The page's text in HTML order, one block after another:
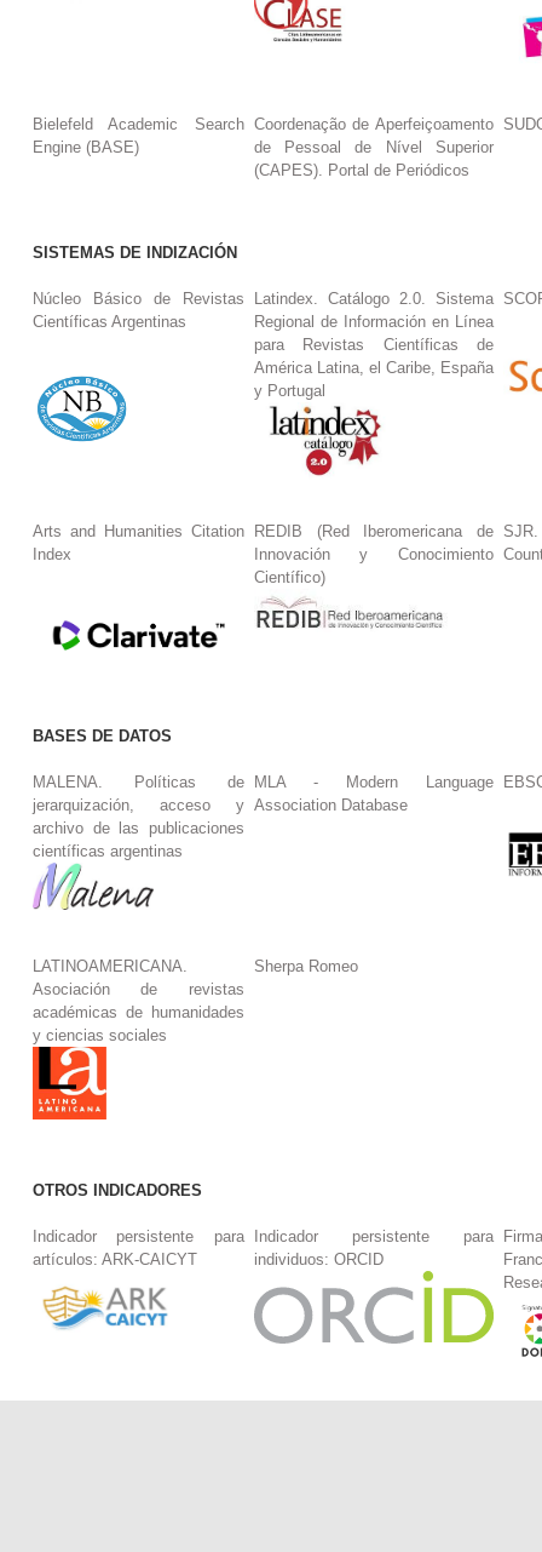
Bielefeld Academic Search
Engine (BASE)
Coordenação de Aperfeiçoamento
de Pessoal de Nível Superior
(CAPES). Portal de Periódicos
SISTEMAS DE INDIZACIÓN
Núcleo Básico de Revistas
Científicas Argentinas
Latindex. Catálogo 2.0. Sistema
Regional de Información en Línea
para Revistas Científicas de
América Latina, el Caribe, España
y Portugal
Arts and Humanities Citation
Index
REDIB (Red Iberomericana de
Innovación y Conocimiento
Científico)
BASES DE DATOS
MALENA. Políticas de
jerarquización, acceso y
archivo de las publicaciones
científicas argentinas
MLA - Modern Language
Association Database
LATINOAMERICANA.
Asociación de revistas
académicas de humanidades
y ciencias sociales
Sherpa Romeo
OTROS INDICADORES
Indicador persistente para
artículos: ARK-CAICYT
Indicador persistente para
individuos: ORCID